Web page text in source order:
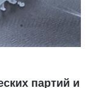
партий и